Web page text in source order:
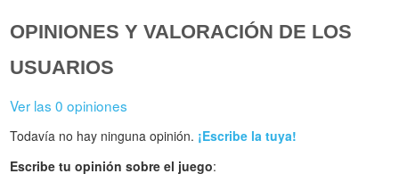
OPINIONES Y VALORACIÓN DE LOS
USUARIOS
Ver las 0 opiniones
Todavía no hay ninguna opinión. ¡Escribe la tuya!
Escribe tu opinión sobre el juego: